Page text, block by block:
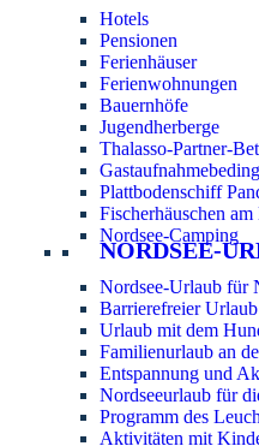
Hotels
Pensionen
Ferienhäuser
Ferienwohnungen
Bauernhöfe
Jugendherberge
Thalasso-Partner-
Plattbodenschiff
Fischerhäuschen
Nordsee-Camping
NORDSEE-
Nordsee-Urlaub für
Barrierefreier
Urlaub mit dem
Familienurlaub an
Entspannung und
Nordseeurlaub für
Programm des
Aktivitäten mit